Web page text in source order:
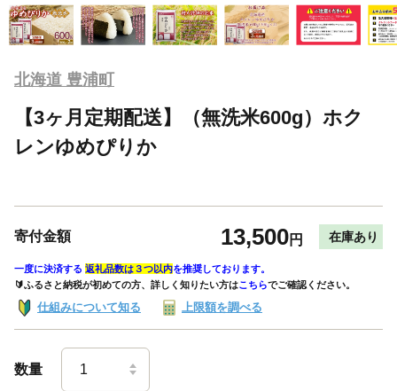
北海道 豊浦町
【3ヶ月定期配送】（無洗米600g）ホク
レンゆめぴりか
寄付金額 13,500円 在庫あり
一度に決済する 返礼品数は３つ以内を推奨しております。
🔰ふるさと納税が初めての方、詳しく知りたい方はこちらでご確認ください。
仕組みについて知る 上限額を調べる
数量